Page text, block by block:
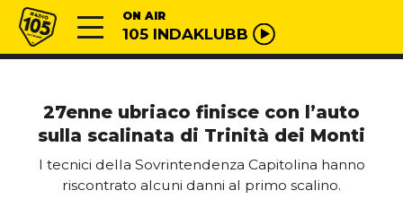
Vai al contenuto
Radio 105 ON AIR
105 INDAKLUBB
27enne ubriaco finisce con l’auto
sulla scalinata di Trinità dei Monti
I tecnici della Sovrintendenza Capitolina hanno
riscontrato alcuni danni al primo scalino.